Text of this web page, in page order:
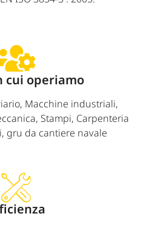
cui operiamo
Macchine industriali,
Stampi, Carpenteria
gru da cantiere navale